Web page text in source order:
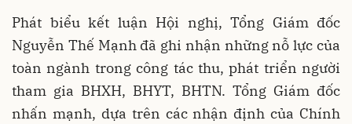
Phát biểu kết luận Hội nghị, Tổng Giám đốc
Nguyễn Thế Mạnh đã ghi nhận những nỗ lực của
toàn ngành trong công tác thu, phát triển người
tham gia BHXH, BHYT, BHTN. Tổng Giám đốc
nhấn mạnh, dựa trên các nhận định của Chính